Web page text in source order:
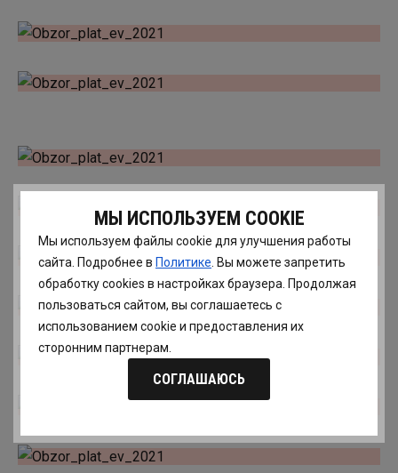
МЫ ИСПОЛЬЗУЕМ COOKIE
Мы используем файлы cookie для улучшения работы
сайта. Подробнее в Политике . Вы можете запретить
обработку сookies в настройках браузера. Продолжая
пользоваться сайтом, вы соглашаетесь с
использованием cookie и предоставления их
сторонним партнерам.
СОГЛАШАЮСЬ